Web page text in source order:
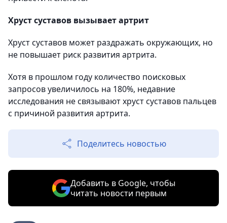
Хруст суставов вызывает артрит
Хруст суставов может раздражать окружающих, но
не повышает риск развития артрита.
Хотя в прошлом году количество поисковых
запросов увеличилось на 180%, недавние
исследования не связывают хруст суставов пальцев
с причиной развития артрита.
Поделитесь новостью
Добавить в Google, чтобы
читать новости первым